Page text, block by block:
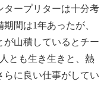
ープリターは十分考
間は1年あったが、
が山積しているとチー
とも生き生きと、熱
に良い仕事がしてい